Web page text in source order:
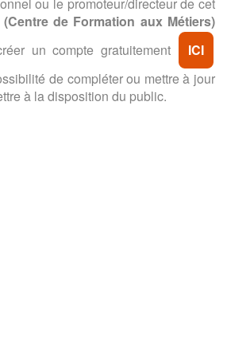
(Centre de Formation aux Métiers)
un compte gratuitement
ICI
de compléter ou mettre à jour
à la disposition du public.